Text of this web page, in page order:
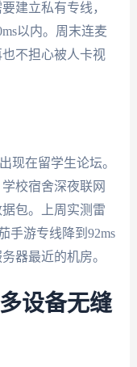
建立私有专线，
以内。周末连麦
不担心被人卡视
现在留学生论坛。
校宿舍深夜联网
包。上周实测雷
手游专线降到92ms
器最近的机房。
设备无缝